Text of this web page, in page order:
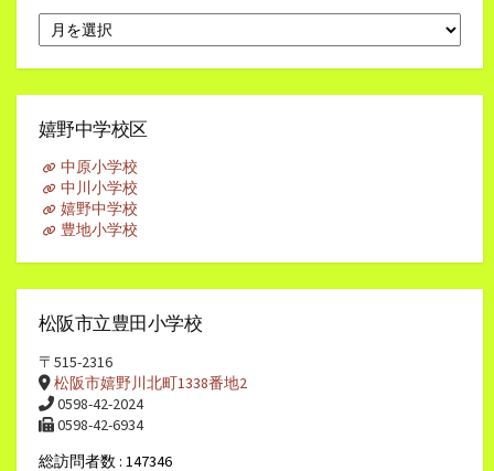
別
ア
イ
嬉野中学校区
中原小学校
中川小学校
嬉野中学校
豊地小学校
松阪市立豊田小学校
〒515-2316
松阪市嬉野川北町1338番地2
0598-42-2024
0598-42-6934
総訪問者数 : 147346